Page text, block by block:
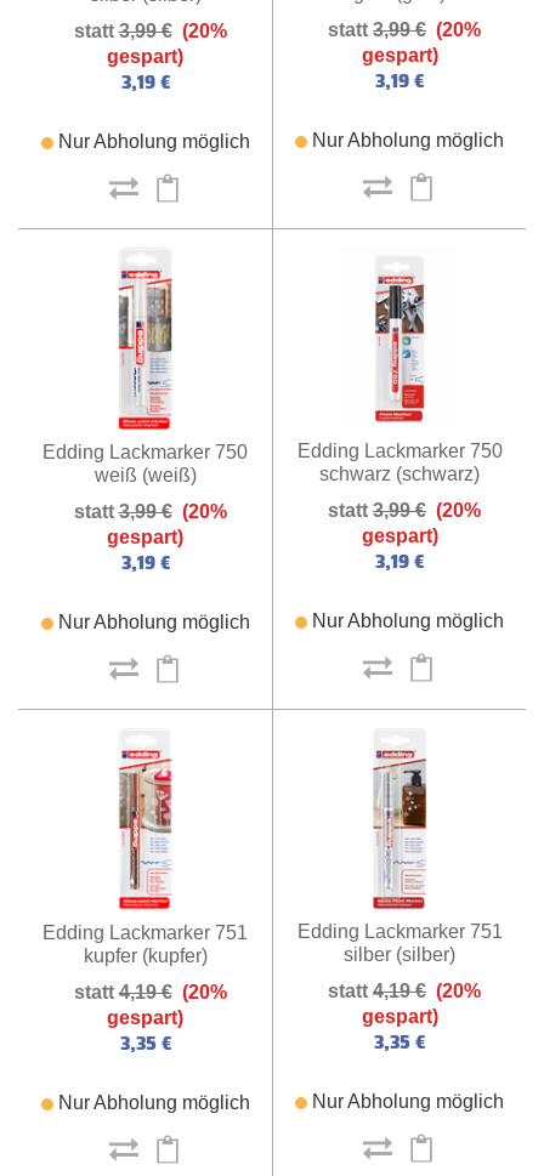
3,99 € (20%
gespart)
3,19 €
Nur Abholung möglich
3,99 € (20%
gespart)
3,19 €
Nur Abholung möglich
Edding Lackmarker 750
weiß (weiß)
3,99 € (20%
gespart)
3,19 €
Nur Abholung möglich
Edding Lackmarker 750
schwarz (schwarz)
3,99 € (20%
gespart)
3,19 €
Nur Abholung möglich
Edding Lackmarker 751
kupfer (kupfer)
4,19 € (20%
gespart)
3,35 €
Nur Abholung möglich
Edding Lackmarker 751
silber (silber)
4,19 € (20%
gespart)
3,35 €
Nur Abholung möglich